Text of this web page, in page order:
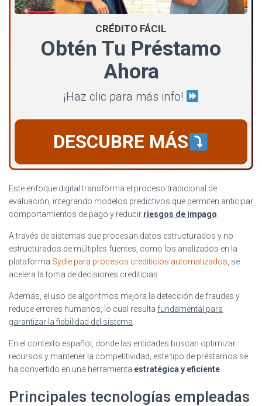
CRÉDITO FÁCIL
Obtén Tu Préstamo
Ahora
¡Haz clic para más info!
DESCUBRE MÁS
Este enfoque digital transforma el proceso tradicional de
evaluación, integrando modelos predictivos que permiten anticipar
comportamientos de pago y reducir riesgos de impago
A través de sistemas que procesan datos estructurados y no
estructurados de múltiples fuentes, como los analizados en la
plataforma Sydle para procesos crediticios automatizados , se
acelera la toma de decisiones crediticias.
Además, el uso de algoritmos mejora la detección de fraudes y
reduce errores humanos, lo cual resulta fundamental para
garantizar la fiabilidad del sistema
En el contexto español, donde las entidades buscan optimizar
recursos y mantener la competitividad, este tipo de préstamos se
ha convertido en una herramienta estratégica y eficiente
Principales tecnologías empleadas